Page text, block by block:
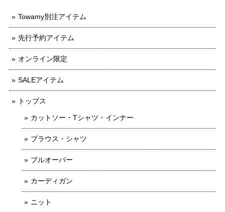
Towamy別注アイテム
先行予約アイテム
オンライン限定
SALEアイテム
トップス
カットソー・Tシャツ・インナー
ブラウス・シャツ
プルオーバー
カーディガン
ニット